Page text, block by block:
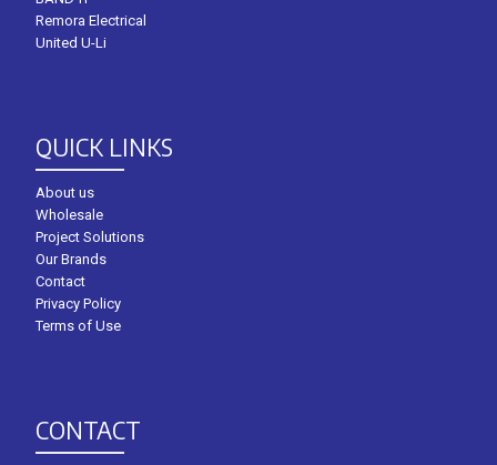
Remora Electrical
United U-Li
QUICK LINKS
About us
Wholesale
Project Solutions
Our Brands
Contact
Privacy Policy
Terms of Use
CONTACT